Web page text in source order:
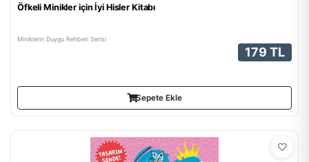
Öfkeli Minikler için İyi Hisler Kitabı
Miniklerin Duygu Rehberi Serisi
179 TL
Sepete Ekle